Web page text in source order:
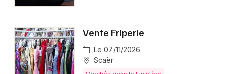
Vente Friperie
Le 07/11/2026
Scaër